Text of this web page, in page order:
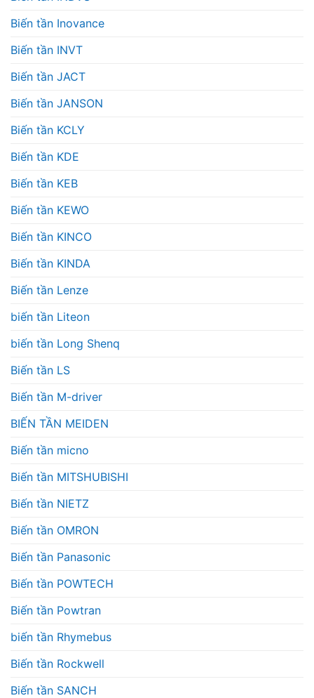
Biến tần Inovance
Biến tần INVT
Biến tần JACT
Biến tần JANSON
Biến tần KCLY
Biến tần KDE
Biến tần KEB
Biến tần KEWO
Biến tần KINCO
Biến tần KINDA
Biến tần Lenze
biến tần Liteon
biến tần Long Shenq
Biến tần LS
Biến tần M-driver
BIẾN TẦN MEIDEN
Biến tần micno
Biến tần MITSHUBISHI
Biến tần NIETZ
Biến tần OMRON
Biến tần Panasonic
Biến tần POWTECH
Biến tần Powtran
biến tần Rhymebus
Biến tần Rockwell
Biến tần SANCH